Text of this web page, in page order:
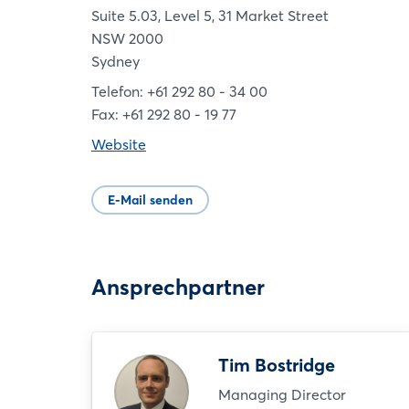
Suite 5.03, Level 5, 31 Market Street
NSW 2000
Sydney
Telefon: +61 292 80 - 34 00
Fax: +61 292 80 - 19 77
Website
E-Mail senden
Ansprechpartner
Tim Bostridge
Managing Director